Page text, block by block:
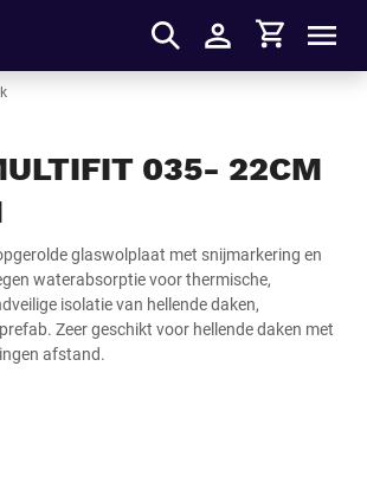
Inloggen
Winkelmandje
035- 22CM
glaswolplaat met snijmarkering en
waterabsorptie voor thermische,
isolatie van hellende daken,
Zeer geschikt voor hellende daken met
afstand.